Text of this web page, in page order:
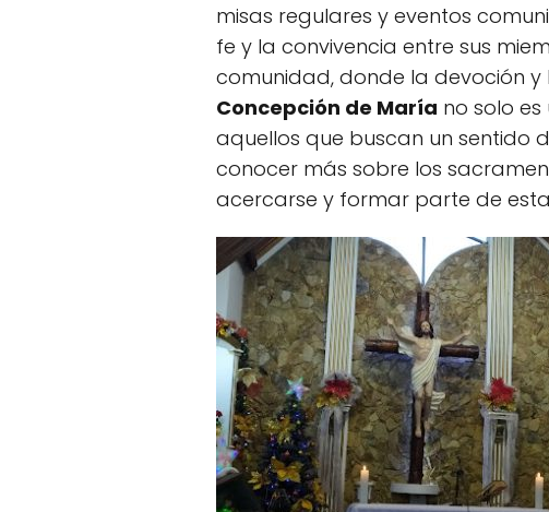
misas regulares y eventos
fe y la convivencia entre sus
comunidad, donde la devoción
Concepción de María no solo
aquellos que buscan un sentido
conocer más sobre los
acercarse y formar parte de